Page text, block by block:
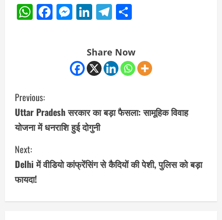
WhatsApp
Facebook
Messenger
LinkedIn
Telegram
Share Now
C
o
n
t
i
n
Previous:
Uttar Pradesh सरकार का बड़ा फैसला: सामूहिक विवाह
योजना में धनराशि हुई दोगुनी
Next:
Delhi में वीडियो कांफ्रेंसिंग से कैदियों की पेशी, पुलिस को बड़ा
फायदा!